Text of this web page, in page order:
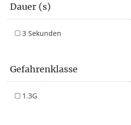
Dauer (s)
3 Sekunden
Gefahrenklasse
1.3G